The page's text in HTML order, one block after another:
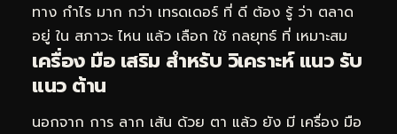
ทาง กำไร มาก กว่า เทรดเดอร์ ที่ ดี ต้อง รู้ ว่า ตลาด
อยู่ ใน สภาวะ ไหน แล้ว เลือก ใช้ กลยุทธ์ ที่ เหมาะสม
เครื่อง มือ เสริม สำหรับ วิเคราะห์ แนว รับ
แนว ต้าน
นอกจาก การ ลาก เส้น ด้วย ตา แล้ว ยัง มี เครื่อง มือ